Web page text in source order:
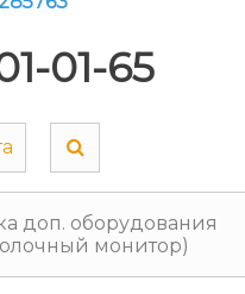
01-65
доп. оборудования
монитор)